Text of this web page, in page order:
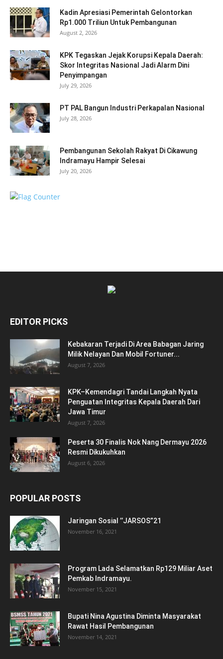
Kadin Apresiasi Pemerintah Gelontorkan
Rp1.000 Triliun Untuk Pembangunan
August 2, 2026
KPK Tegaskan Jejak Korupsi Kepala Daerah:
Skor Integritas Nasional Jadi Alarm Dini
Penyimpangan
July 29, 2026
PT PAL Bangun Industri Perkapalan Nasional
July 28, 2026
Pembangunan Sekolah Rakyat Di Cikawung
Indramayu Hampir Selesai
July 20, 2026
EDITOR PICKS
Kebakaran Terjadi Di Area Babagan Jaring
Milik Nelayan Dan Mobil Fortuner...
August 7, 2026
KPK–Kemendagri Tandai Langkah Nyata
Penguatan Integritas Kepala Daerah Dari
Jawa Timur
August 7, 2026
Peserta 30 Finalis Nok Nang Dermayu 2026
Resmi Dikukuhkan
August 6, 2026
POPULAR POSTS
Jaringan Sosial ’’JARSOS”21
November 16, 2021
Program Lada Selamatkan Rp129 Miliar Aset
Pemkab Indramayu.
November 15, 2021
Bupati Nina Agustina Diminta Masyarakat
Rawat Hasil Pembangunan
November 14, 2021